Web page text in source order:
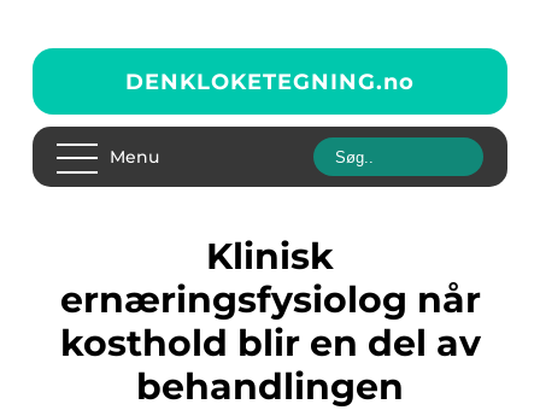
DENKLOKETEGNING.no
Menu
Klinisk
ernæringsfysiolog når
kosthold blir en del av
behandlingen